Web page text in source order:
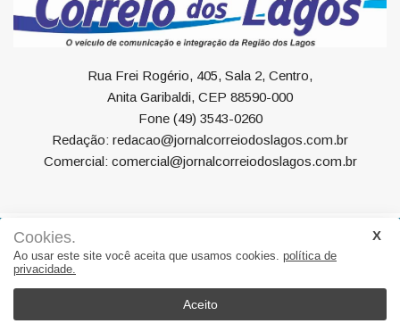
Rua Frei Rogério, 405, Sala 2, Centro,
Anita Garibaldi, CEP 88590-000
Fone (49) 3543-0260
Redação: redacao@jornalcorreiodoslagos.com.br
Comercial: comercial@jornalcorreiodoslagos.com.br
Geral Política Economia Saúde
Variedades
Eventos
Cookies.
Ao usar este site você aceita que usamos cookies. política de
privacidade.
Aceito